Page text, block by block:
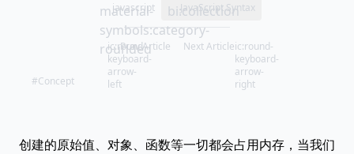
material-
symbols:category-
rounded
javascript bi:collection
JavaScript Syntax
ic:round-
keyboard-
arrow-
left
Prev Article Next Articleic:round-
keyboard-
arrow-
right
#Concept
创建的原始值、对象、函数等一切都会占用内存，当我们